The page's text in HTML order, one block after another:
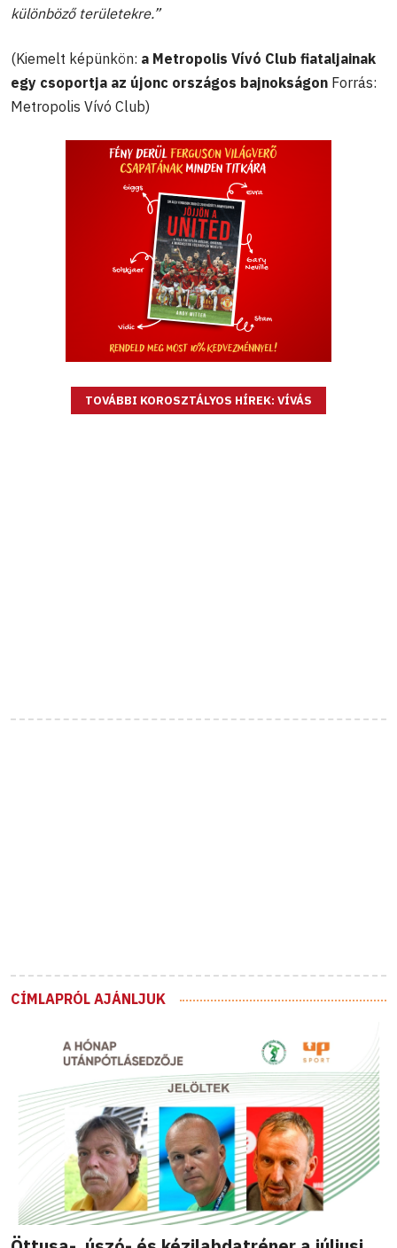
különböző területekre.”
(Kiemelt képünkön: a Metropolis Vívó Club fiataljainak
egy csoportja az újonc országos bajnokságon Forrás:
Metropolis Vívó Club)
TOVÁBBI KOROSZTÁLYOS HÍREK: VÍVÁS
CÍMLAPRÓL AJÁNLJUK